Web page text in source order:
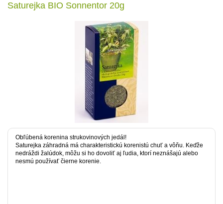
Saturejka BIO Sonnentor 20g
Obľúbená korenina strukovinových jedál!
Saturejka záhradná má charakteristickú korenistú chuť a vôňu. Keďže
nedráždi žalúdok, môžu si ho dovoliť aj ľudia, ktorí neznášajú alebo
nesmú používať čierne korenie.